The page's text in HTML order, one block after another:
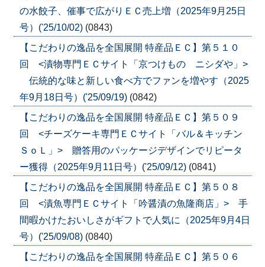
の水餃子、催事で広がりＥＣ売上増（2025年9月25日
号）('25/10/02) (0843)
【こだわりの逸品を全国展開 特産品ＥＣ】第５１０
回 <漬物専門ＥＣサイト「京つけもの ニシダや」>
伝統的な味と新しい食べ方でファンを増やす（2025
年9月18日号）('25/09/19) (0842)
【こだわりの逸品を全国展開 特産品ＥＣ】第５０９
回 <チーズケーキ専門ＥＣサイト「バル＆キッチン
ＳｏＬ」> 贈答用のパッケージデザインでリピータ
ー獲得（2025年9月11日号）('25/09/12) (0841)
【こだわりの逸品を全国展開 特産品ＥＣ】第５０８
回 <漬魚専門ＥＣサイト「吟醤漬の魚隆商店」> 手
間暇かけたおいしさがギフトで人気に（2025年9月4日
号）('25/09/08) (0840)
【こだわりの逸品を全国展開 特産品ＥＣ】第５０６